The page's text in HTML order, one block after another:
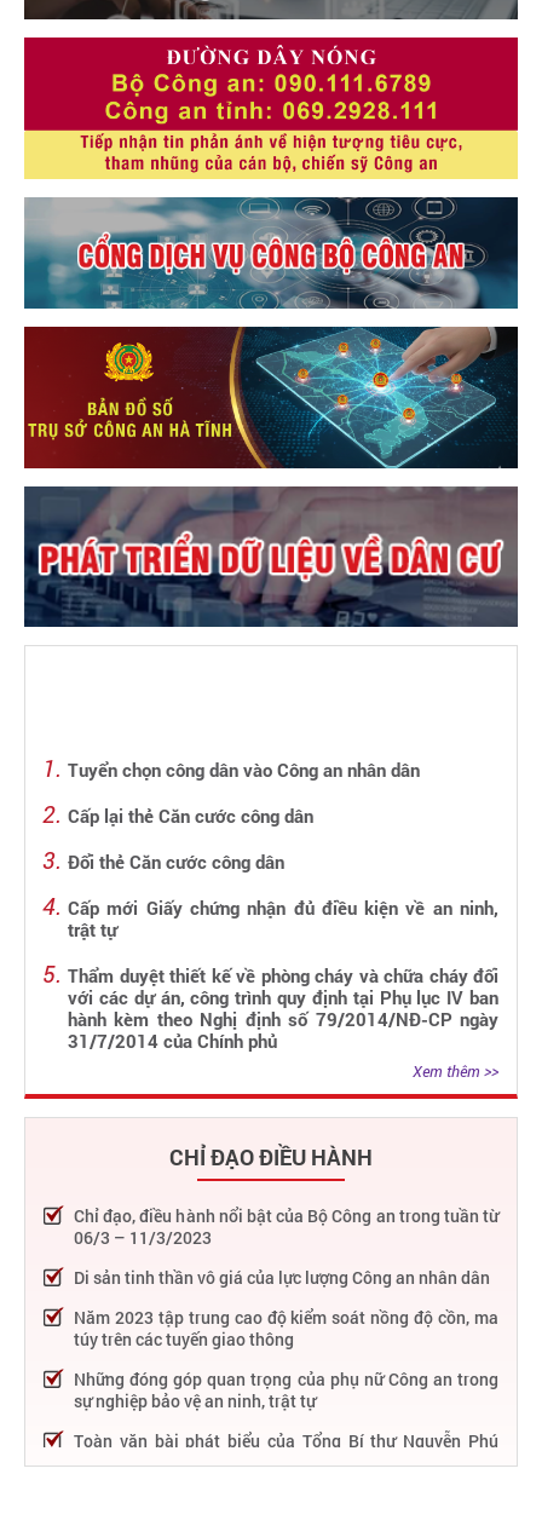
Tuyển chọn công dân vào Công an nhân dân
Cấp lại thẻ Căn cước công dân
Đổi thẻ Căn cước công dân
Cấp mới Giấy chứng nhận đủ điều kiện về an ninh,
trật tự
Thẩm duyệt thiết kế về phòng cháy và chữa cháy đối
với các dự án, công trình quy định tại Phụ lục IV ban
hành kèm theo Nghị định số 79/2014/NĐ-CP ngày
31/7/2014 của Chính phủ
Xem thêm >>
CHỈ ĐẠO ĐIỀU HÀNH
Chỉ đạo, điều hành nổi bật của Bộ Công an trong tuần từ
06/3 – 11/3/2023
Di sản tinh thần vô giá của lực lượng Công an nhân dân
Năm 2023 tập trung cao độ kiểm soát nồng độ cồn, ma
túy trên các tuyến giao thông
Những đóng góp quan trọng của phụ nữ Công an trong
sự nghiệp bảo vệ an ninh, trật tự
Toàn văn bài phát biểu của Tổng Bí thư Nguyễn Phú
Trọng tại Lễ kỷ niệm 75 năm Công an nhân dân học tập,